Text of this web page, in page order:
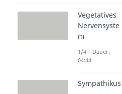
Vegetatives
Nervensyste
m
1/4 – Dauer:
04:44
Sympathikus